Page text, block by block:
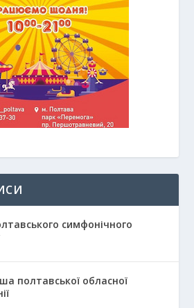
симфонічного
полтавської обласної